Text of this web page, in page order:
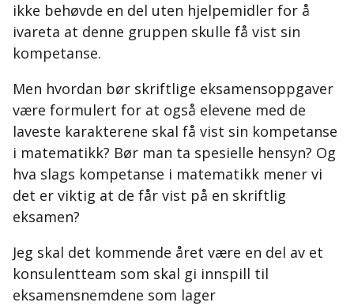
ikke behøvde en del uten hjelpemidler for å
ivareta at denne gruppen skulle få vist sin
kompetanse.
Men hvordan bør skriftlige eksamensoppgaver
være formulert for at også elevene med de
laveste karakterene skal få vist sin kompetanse
i matematikk? Bør man ta spesielle hensyn? Og
hva slags kompetanse i matematikk mener vi
det er viktig at de får vist på en skriftlig
eksamen?
Jeg skal det kommende året være en del av et
konsulentteam som skal gi innspill til
eksamensnemdene som lager